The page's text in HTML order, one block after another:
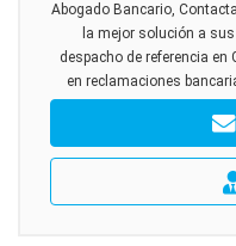
Abogado Bancario,
la mejor solución a
despacho de referencia en
en reclamaciones